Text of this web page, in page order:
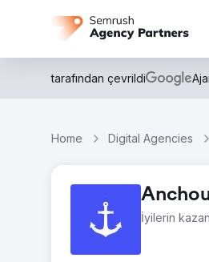
tarafından çevrildi
Home Digital Agencies
İyilerin